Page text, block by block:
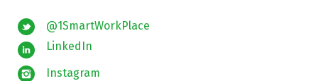
@1SmartWorkPlace
LinkedIn
Instagram